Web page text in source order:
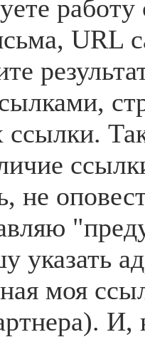
URL
ссылки.
не
указать
моя
И,